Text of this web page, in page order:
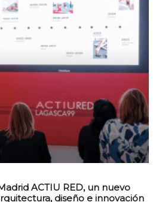
ACTIU RED, un nuevo
diseño e innovación